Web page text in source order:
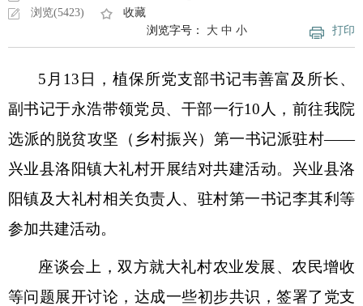
浏览(5423)
收藏
打印
浏览字号： 大 中 小
5月13日，植保所党支部书记韦善富及所长、
副书记于永浩带领党员、干部一行10人，前往我院
选派的脱贫攻坚（乡村振兴）第一书记派驻村——
兴业县洛阳镇大礼村开展结对共建活动。兴业县洛
阳镇及大礼村相关负责人、驻村第一书记李其利等
参加共建活动。
座谈会上，双方就大礼村农业发展、农民增收
等问题展开讨论，达成一些初步共识，签署了党支